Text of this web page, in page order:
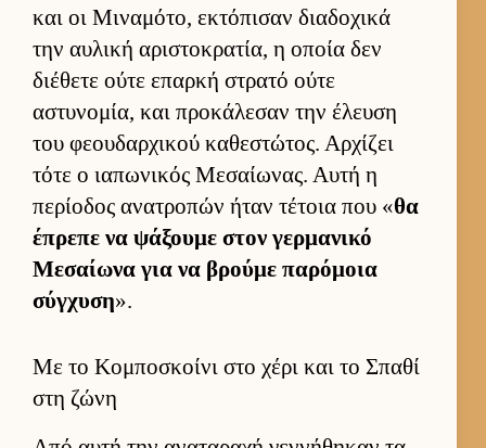
και οι Μιναμότο, εκτόπισαν δια­δοχικά
την αυ­λική αριστοκρατία, η οποία δεν
διέθετε ούτε επαρκή στρατό ούτε
αστυνομία, και προκάλεσαν την έλευση
του φεου­δαρ­χικού καθεστώτος. Αρ­χίζει
τότε ο ια­πωνικός Μεσαί­ωνας. Αυτή η
περίοδος ανατροπών ήταν τέτοια που «θα
έπρεπε να ψάξουμε στον γερ­μανικό
Μεσαί­ωνα για να βρούμε παρόμοια
σύγ­χυση».
Με το Κομποσκοίνι στο χέρι και το Σπαθί
στη ζώνη